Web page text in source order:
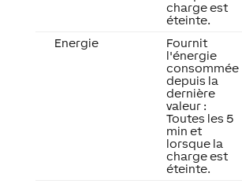
charge est
éteinte.
Energie
Fournit
l'énergie
consommée
depuis la
dernière
valeur :
Toutes les 5
min et
lorsque la
charge est
éteinte.